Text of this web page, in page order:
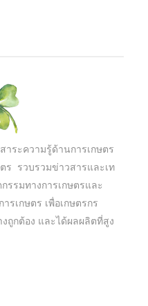
าระความรู้ด้านการเกษตร
ร รวบรวมข่าวสารและเท
รมทางการเกษตรและ
รเกษตร เพื่อเกษตรกร
ถูกต้อง และได้ผลผลิตที่สูง